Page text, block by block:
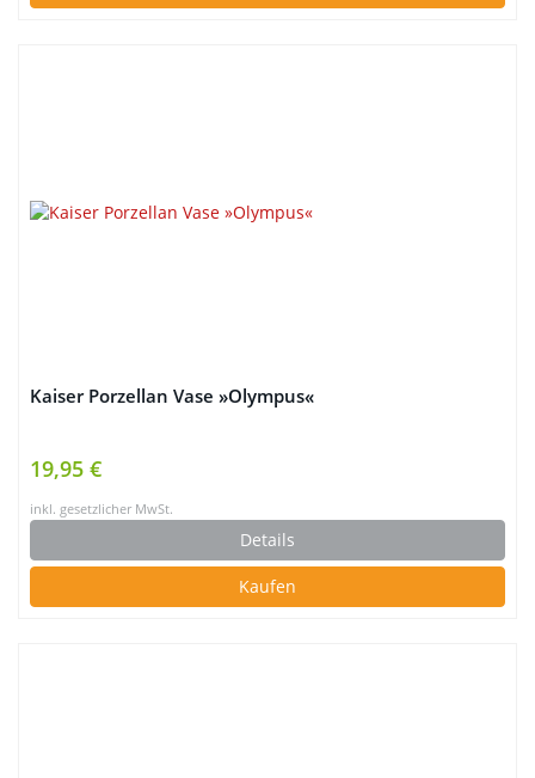
Kaiser Porzellan Vase »Olympus«
19,95 €
inkl. gesetzlicher MwSt.
Details
Kaufen